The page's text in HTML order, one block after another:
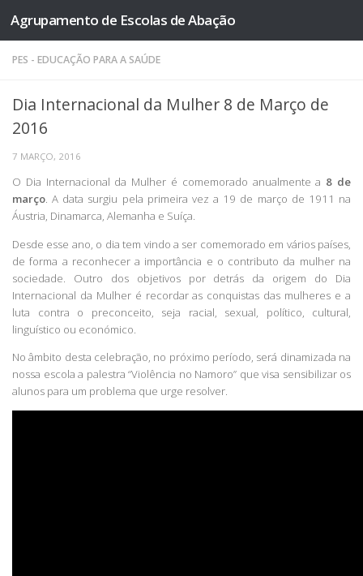
Skip to content
Agrupamento de Escolas de Abação
PES - EDUCAÇÃO PARA A SAÚDE
Dia Internacional da Mulher 8 de Março de
2016
7 MARÇO, 2016
O Dia Internacional da Mulher é comemorado anualmente a 8 de
março. A data surgiu pela primeira vez a 19 de março de 1911 na
Áustria, Dinamarca, Alemanha e Suíça.
Desde esse ano, o dia tem vindo a ser comemorado em vários países,
de forma a reconhecer a importância e o contributo da mulher na
sociedade. Outro dos objetivos por detrás da origem do Dia
Internacional da Mulher é recordar as conquistas das mulheres e a
luta contra o preconceito, seja racial, sexual, político, cultural,
linguístico ou económico.
No âmbito desta celebração, no próximo período, será dinamizada na
nossa escola a palestra “Violência no Namoro” que visa sensibilizar os
alunos para um problema que urge resolver.